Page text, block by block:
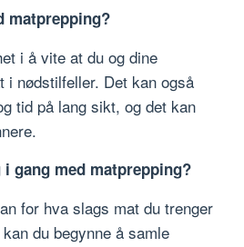
matprepping?
i å vite at du og dine
nødstilfeller. Det kan også
tid på lang sikt, og det kan
gang med matprepping?
for hva slags mat du trenger
du begynne å samle